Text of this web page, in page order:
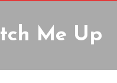
Me Up